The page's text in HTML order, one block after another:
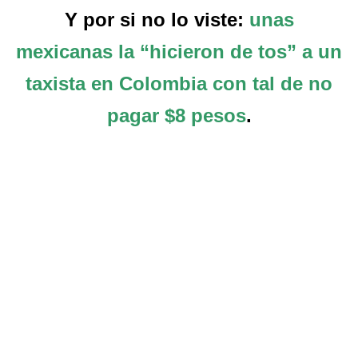
Y por si no lo viste: unas
mexicanas la “hicieron de tos” a un
taxista en Colombia con tal de no
pagar $8 pesos.